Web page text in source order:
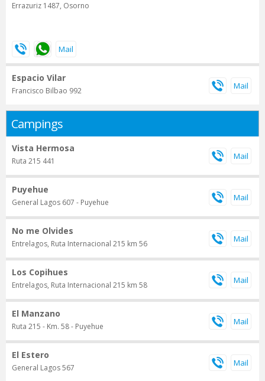
Errazuriz 1487, Osorno
Espacio Vilar
Francisco Bilbao 992
Campings
Vista Hermosa
Ruta 215 441
Puyehue
General Lagos 607 - Puyehue
No me Olvides
Entrelagos, Ruta Internacional 215 km 56
Los Copihues
Entrelagos, Ruta Internacional 215 km 58
El Manzano
Ruta 215 - Km. 58 - Puyehue
El Estero
General Lagos 567